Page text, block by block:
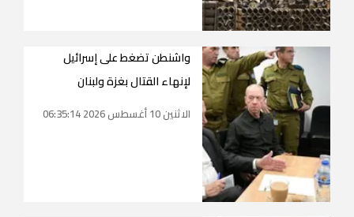
واشنطن تضغط على إسرائيل
لإنهاء القتال بغزة ولبنان
الاثنين 10 أغسطس 2026 06:35:14